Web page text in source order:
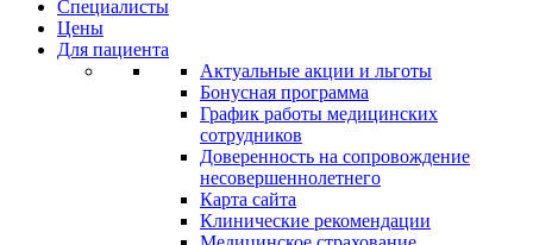
Специалисты
Цены
Для пациента
Актуальные акции и льготы
Бонусная программа
График работы медицинских
сотрудников
Доверенность на сопровождение
несовершеннолетнего
Карта сайта
Клинические рекомендации